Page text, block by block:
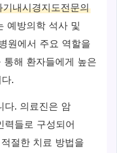
내시경지도전문의
예방의학 석사 및
원에서 주요 역할을
통해 환자들에게 높은
.
다. 의료진은 암
력들로 구성되어
절한 치료 방법을